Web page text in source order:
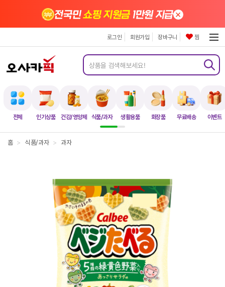
전체 인기상품 건강/영양제 식품/과자 생활용품 화장품 무료배송 이벤트
전국민쇼핑 지원금1만원 지급×
로그인 회원가입 장바구니 찜
홈 > 식품/과자 > 과자